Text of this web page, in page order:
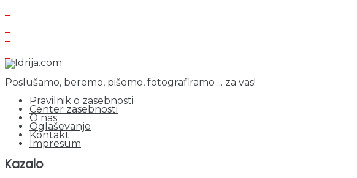
Poslušamo, beremo, pišemo, fotografiramo ... za vas!
Pravilnik o zasebnosti
Center zasebnosti
O nas
Oglaševanje
Kontakt
Impresum
Kazalo